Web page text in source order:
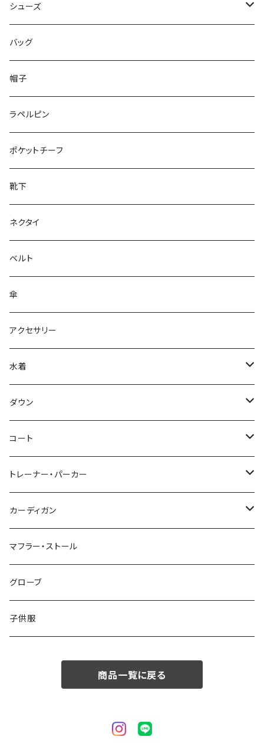
50/XL～
48/L
50/XL～
46/M
48/L
50/XL～
～44/S
46/M
48/L
50/XL～
シューズ
～25.5cm
26cm～
27cm～
28cm～
バッグ
帽子
ラペルピン
ポケットチーフ
靴下
ネクタイ
ベルト
傘
アクセサリー
水着
～44/S
46/M
48/L
50/XL～
ダウン
～44/S
46/M
48/L
50/XL～
コート
～44/S
46/M
48/L
50/XL～
トレーナー・パーカー
～44/S
46/M
48/L
50/XL～
カーディガン
～44/S
46/M
48/L
マフラー・ストール
グローブ
子供服
商品一覧に戻る